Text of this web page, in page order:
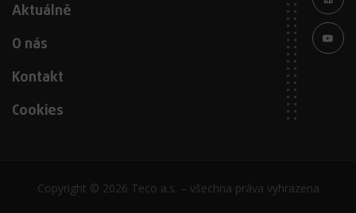
Aktuálně
O nás
Kontakt
Cookies
Copyright © 2026 Teco a.s. – všechna práva vyhrazena